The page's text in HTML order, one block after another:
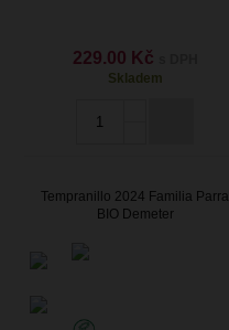
229.00 Kč
Skladem
Tempranillo 2024 Familia Parra
BIO Demeter